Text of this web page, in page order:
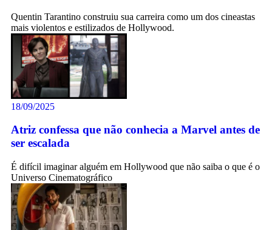
Quentin Tarantino construiu sua carreira como um dos cineastas
mais violentos e estilizados de Hollywood.
18/09/2025
Atriz confessa que não conhecia a Marvel antes de
ser escalada
É difícil imaginar alguém em Hollywood que não saiba o que é o
Universo Cinematográfico